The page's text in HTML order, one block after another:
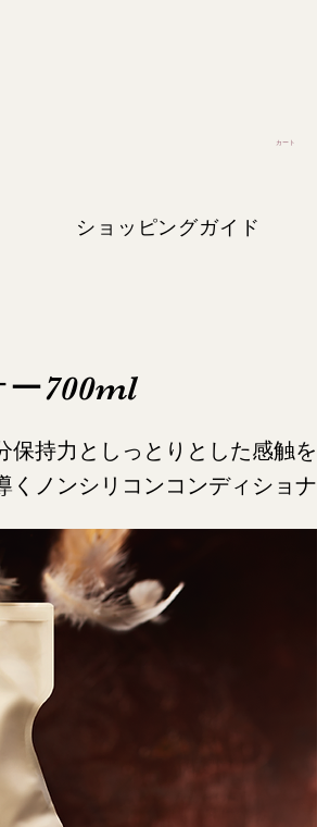
カート
ショッピングガイド
700ml
持力としっとりとした感触を
くノンシリコンコンディショナ